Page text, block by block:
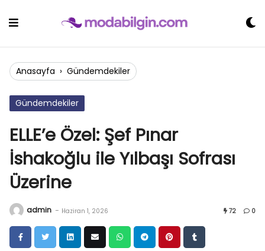
Anasayfa › Gündemdekiler
Gündemdekiler
ELLE’e Özel: Şef Pınar
İshakoğlu ile Yılbaşı Sofrası
Üzerine
admin - Haziran 1, 2026 72 0